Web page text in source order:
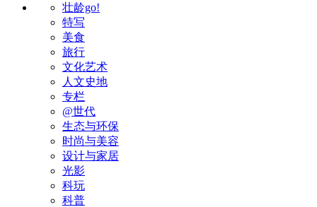
壮龄go!
特写
美食
旅行
文化艺术
人文史地
专栏
@世代
生态与环保
时尚与美容
设计与家居
光影
科玩
科普